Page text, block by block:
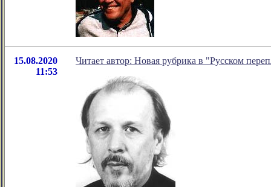
15.08.2020
11:53
Читает автор: Новая рубрика в "Русском